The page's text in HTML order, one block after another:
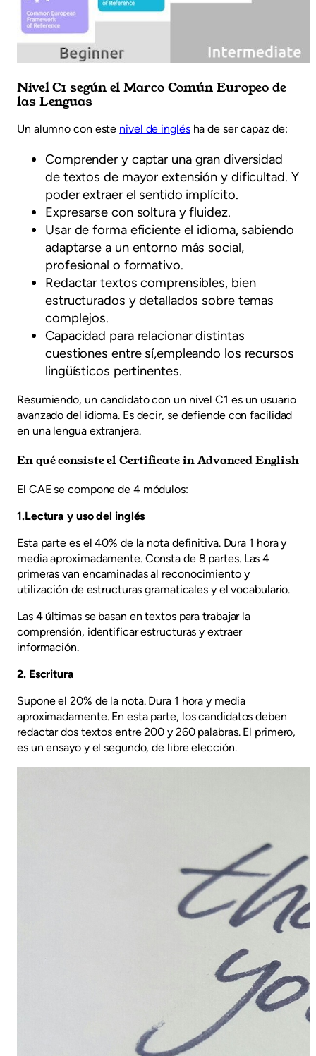
Nivel C1 según el Marco Común Europeo de
las Lenguas
Un alumno con este nivel de inglésha de ser capaz de:
Comprender y captar una gran diversidad
de textos de mayor extensión y dificultad. Y
poder extraer el sentido implícito.
Expresarse con soltura y fluidez.
Usar de forma eficiente el idioma, sabiendo
adaptarse a un entorno más social,
profesional o formativo.
Redactar textos comprensibles, bien
estructurados y detallados sobre temas
complejos.
Capacidad para relacionar distintas
cuestiones entre sí,empleando los recursos
lingüísticos pertinentes.
Resumiendo, un candidato con un nivel C1 es un usuario
avanzado del idioma. Es decir, se defiende con facilidad
en una lengua extranjera.
En qué consiste el Certificate in Advanced English
El CAE se compone de 4 módulos:
1.Lectura y uso del inglés
Esta parte es el 40% de la nota definitiva. Dura 1 hora y
media aproximadamente. Consta de 8 partes. Las 4
primeras van encaminadas al reconocimiento y
utilización de estructuras gramaticales y el vocabulario.
Las 4 últimas se basan en textos para trabajar la
comprensión, identificar estructuras y extraer
información.
2. Escritura
Supone el 20% de la nota. Dura 1 hora y media
aproximadamente. En esta parte, los candidatos deben
redactar dos textos entre 200 y 260 palabras. El primero,
es un ensayo y el segundo, de libre elección.